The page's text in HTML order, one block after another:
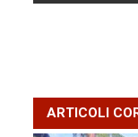
ARTICOLI